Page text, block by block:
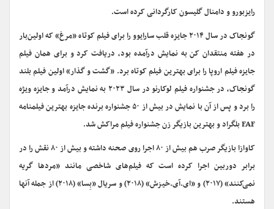
رایزبورو و دامنال گلیسون کارگردانی کرده است.
گونجاک در سال ۲۰۱۴ جایزه قلب سارایوو را برای فیلم کوتاه «مرغ» که اولین‌بار
در هفته منتقدان کن به نمایش درآمده بود، دریافت کرد و برای همان فیلم
جایزه فیلم اروپا را برای بهترین فیلم کوتاه برد. «گشت و گذار» اولین فیلم بلند
گونجاک، در جشنواره فیلم لوکارنو در سال ۲۰۲۳ به نمایش درآمد و جایزه ویژه
را برد و پس از آن با نمایش در بیش از ۵۰ جشنواره برنده جایزه بهترین فیلمنامه
FAF بلگراد و بهترین بازیگر زن جشنواره فیلم مراکش شد.
کاوازا بازیگر صرب هم بیش از ۸۰ اجرا روی صحنه داشته و بیش از ۸۰ نقش را در
برابر دوربین اجرا کرده است که فیلم‌های شاخصی مانند «مردها گریه
نمی‌کنند» (۲۰۱۷) و «ای.آی.خیزش» (۲۰۱۸) و سریال «بِسا» (۲۰۱۸) از جمله آنها
هستند.